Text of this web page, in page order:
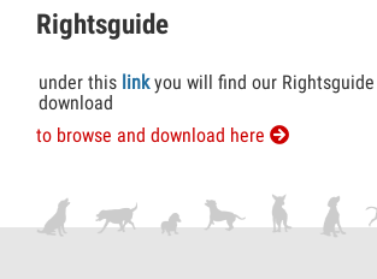
Rightsguide
under this linkyou will find our
download
to browse and download here